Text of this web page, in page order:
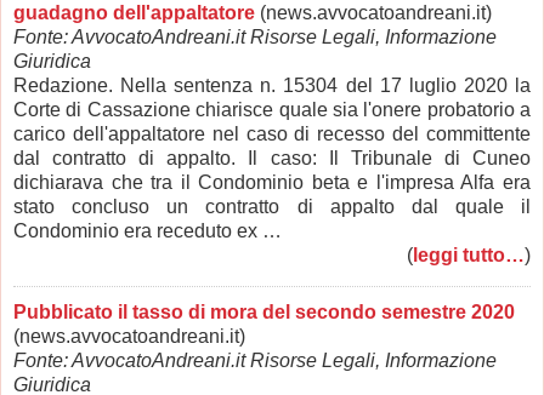
guadagno dell'appaltatore (news.avvocatoandreani.it)
Fonte: AvvocatoAndreani.it Risorse Legali, Informazione
Giuridica
Redazione. Nella sentenza n. 15304 del 17 luglio 2020 la
Corte di Cassazione chiarisce quale sia l'onere probatorio a
carico dell'appaltatore nel caso di recesso del committente
dal contratto di appalto. Il caso: Il Tribunale di Cuneo
dichiarava che tra il Condominio beta e l'impresa Alfa era
stato concluso un contratto di appalto dal quale il
Condominio era receduto ex …
( leggi tutto…)
Pubblicato il tasso di mora del secondo semestre 2020
(news.avvocatoandreani.it)
Fonte: AvvocatoAndreani.it Risorse Legali, Informazione
Giuridica